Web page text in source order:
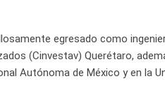
egresado como
(Cinvestav) Querétaro,
Autónoma de México y en la